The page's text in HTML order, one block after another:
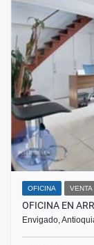
OFICINA VENTA
OFICINA EN
Envigado,